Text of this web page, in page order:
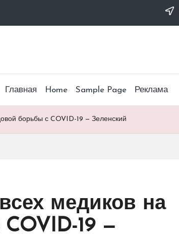
Главная Home Sample Page Реклама
борьбы с COVID-19 — Зеленский
медиков на
19 —